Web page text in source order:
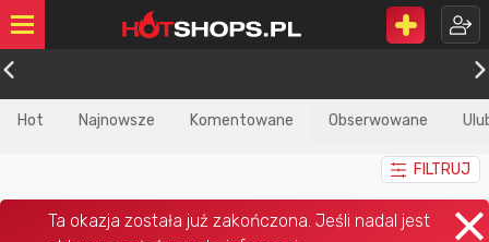
Hot Najnowsze Komentowane Obserwowane
FILTRUJ